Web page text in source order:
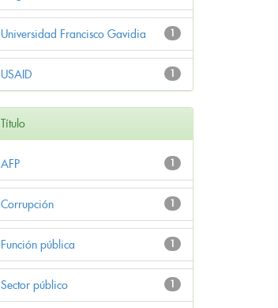
1
Universidad Francisco Gavidia
1
USAID
Título
1
AFP
1
Corrupción
1
Función pública
1
Sector público